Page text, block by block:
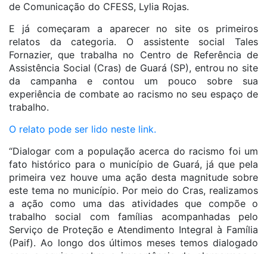
de Comunicação do CFESS, Lylia Rojas.
E já começaram a aparecer no site os primeiros
relatos da categoria. O assistente social Tales
Fornazier, que trabalha no Centro de Referência de
Assistência Social (Cras) de Guará (SP), entrou no site
da campanha e contou um pouco sobre sua
experiência de combate ao racismo no seu espaço de
trabalho.
O relato pode ser lido neste link.
“Dialogar com a população acerca do racismo foi um
fato histórico para o município de Guará, já que pela
primeira vez houve uma ação desta magnitude sobre
este tema no município. Por meio do Cras, realizamos
a ação como uma das atividades que compõe o
trabalho social com famílias acompanhadas pelo
Serviço de Proteção e Atendimento Integral à Família
(Paif). Ao longo dos últimos meses temos dialogado